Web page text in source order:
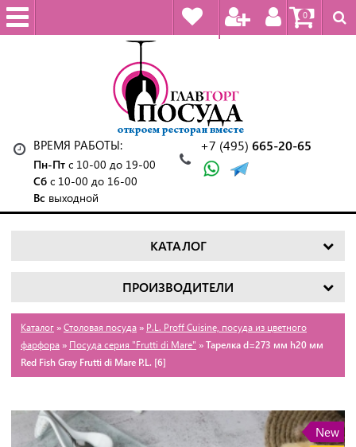
0
ВРЕМЯ РАБОТЫ:
Пн-Пт с 10-00 до 19-00
Сб с 10-00 до 16-00
Вс выходной
+7 (495) 665-20-65
КАТАЛОГ
ПРОИЗВОДИТЕЛИ
Каталог » Столовая посуда » P.L. Proff Cuisine, посуда из цветного
фарфора » Посуда серия "Frutti di Mare" » Тарелка d=273 мм h20 мм
Red Fish Gray Frutti di Mare P.L. [6]
New